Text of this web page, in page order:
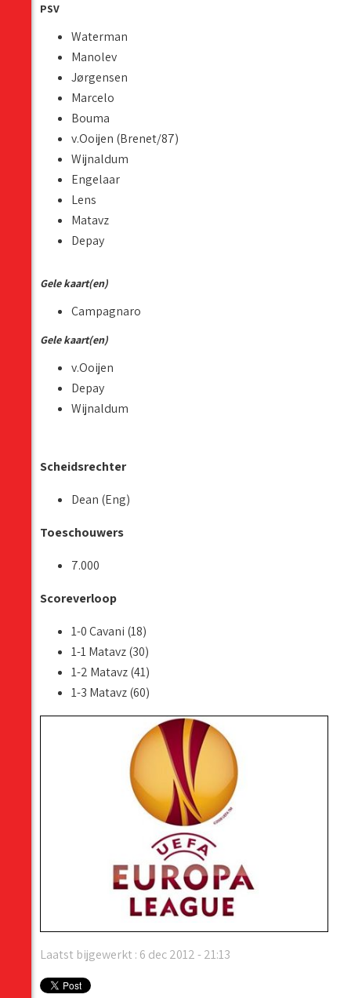
PSV
Waterman
Manolev
Jørgensen
Marcelo
Bouma
v.Ooijen (Brenet/87)
Wijnaldum
Engelaar
Lens
Matavz
Depay
Gele kaart(en)
Campagnaro
Gele kaart(en)
v.Ooijen
Depay
Wijnaldum
Scheidsrechter
Dean (Eng)
Toeschouwers
7.000
Scoreverloop
1-0 Cavani (18)
1-1 Matavz (30)
1-2 Matavz (41)
1-3 Matavz (60)
Laatst bijgewerkt : 6 dec 2012 - 21:13